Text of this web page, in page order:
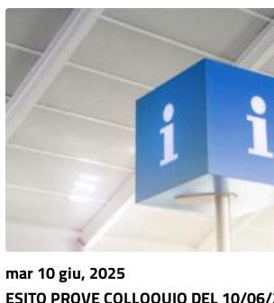
mar 10 giu, 2025
ESITO PROVE COLLOQUIO DEL 10/